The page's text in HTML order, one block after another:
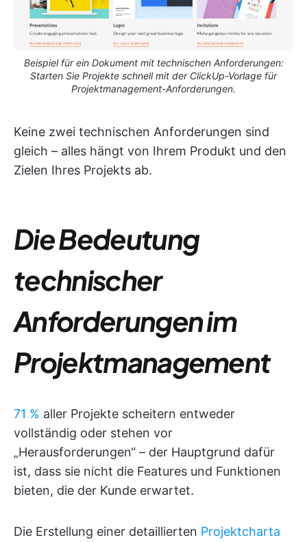
Beispiel für ein Dokument mit technischen Anforderungen:
Starten Sie Projekte schnell mit der ClickUp-Vorlage für
Projektmanagement-Anforderungen.
Keine zwei technischen Anforderungen sind
gleich – alles hängt von Ihrem Produkt und den
Zielen Ihres Projekts ab.
Die Bedeutung
technischer
Anforderungen im
Projektmanagement
71 % aller Projekte scheitern entweder
vollständig oder stehen vor
„Herausforderungen“ – der Hauptgrund dafür
ist, dass sie nicht die Features und Funktionen
bieten, die der Kunde erwartet.
Die Erstellung einer detaillierten Projektcharta